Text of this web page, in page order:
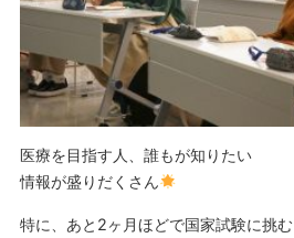
医療を目指す人、誰もが知りたい
情報が盛りだくさん
特に、あと2ヶ月ほどで国家試験に挑む